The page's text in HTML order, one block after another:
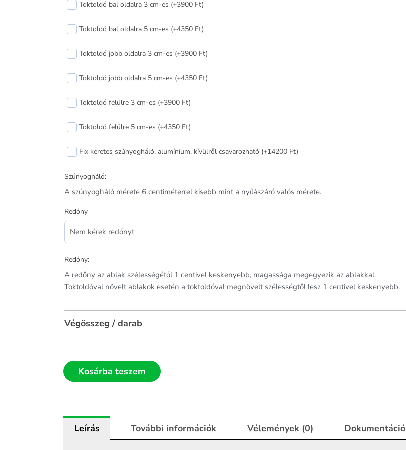
Toktoldó bal oldalra 3 cm-es (+3900 Ft)
Toktoldó bal oldalra 5 cm-es (+4350 Ft)
Toktoldó jobb oldalra 3 cm-es (+3900 Ft)
Toktoldó jobb oldalra 5 cm-es (+4350 Ft)
Toktoldó felülre 3 cm-es (+3900 Ft)
Toktoldó felülre 5 cm-es (+4350 Ft)
Fix keretes szúnyogháló, alumínium, kívülről csavarozható (+14200 Ft)
Szúnyogháló:
A szúnyogháló mérete 6 centiméterrel kisebb mint a nyílászáró valós mérete.
Redőny
Redőny:
A redőny az ablak szélességétől 1 centivel keskenyebb, magassága megegyezik az ablakkal.
Toktoldóval növelt ablakok esetén a toktoldóval megnövelt szélességtől lesz 1 centivel keskenyebb.
Végösszeg / darab
műanyag
ablak
balos
120x110
cm
mennyiség
Kosárba teszem
Leírás További információk Vélemények (0) Dokumentáció